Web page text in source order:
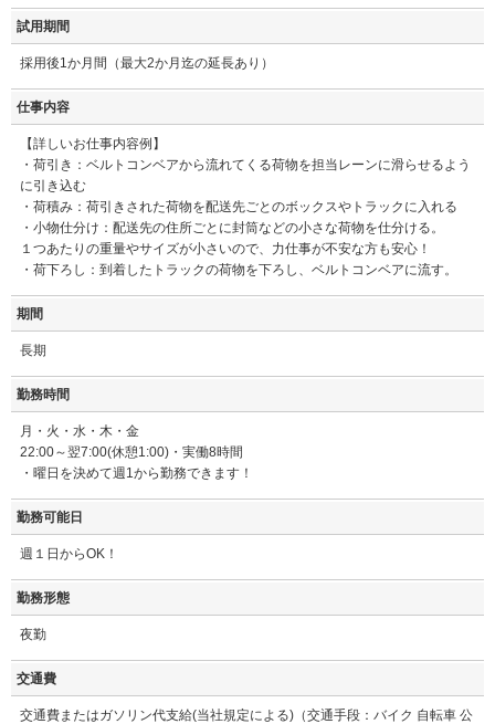
試用期間
採用後1か月間（最大2か月迄の延長あり）
仕事内容
【詳しいお仕事内容例】
・荷引き：ベルトコンベアから流れてくる荷物を担当レーンに滑らせるよう
に引き込む
・荷積み：荷引きされた荷物を配送先ごとのボックスやトラックに入れる
・小物仕分け：配送先の住所ごとに封筒などの小さな荷物を仕分ける。
１つあたりの重量やサイズが小さいので、力仕事が不安な方も安心！
・荷下ろし：到着したトラックの荷物を下ろし、ベルトコンベアに流す。
期間
長期
勤務時間
月・火・水・木・金
22:00～翌7:00(休憩1:00)・実働8時間
・曜日を決めて週1から勤務できます！
勤務可能日
週１日からOK！
勤務形態
夜勤
交通費
交通費またはガソリン代支給(当社規定による)（交通手段：バイク 自転車 公